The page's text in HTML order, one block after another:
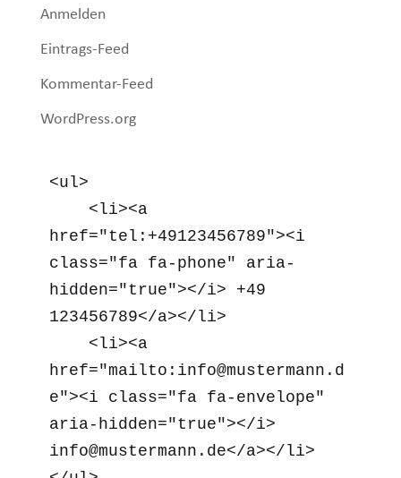
Anmelden
Eintrags-Feed
Kommentar-Feed
WordPress.org
<ul>
href="tel:+49123456789"><i
class="fa fa-phone" aria-
hidden="true"></i> +49
123456789</a></li>
href="mailto:info@mustermann.d
e"><i class="fa fa-envelope"
aria-hidden="true"></i>
info@mustermann.de</a></li>